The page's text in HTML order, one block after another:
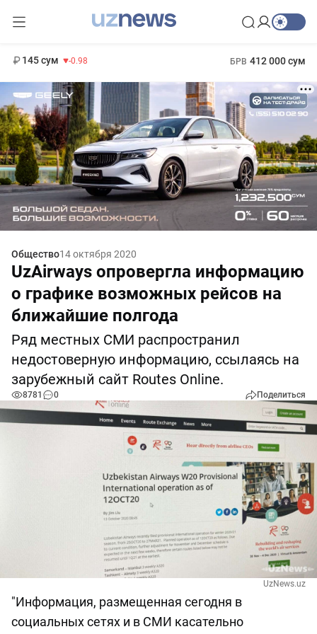
145 сум -0.98 БРВ 412 000 сум
Общество14 октября 2020
UzAirways опровергла информацию
о графике возможных рейсов на
ближайшие полгода
Ряд местных СМИ распространил
недостоверную информацию, ссылаясь на
зарубежный сайт Routes Online.
8781 0 Поделиться
UzNews.uz
"Информация, размещенная сегодня в
социальных сетях и в СМИ касательно